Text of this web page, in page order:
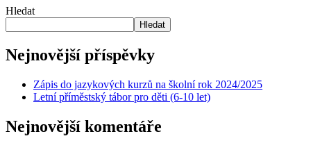
Hledat
Hledat
Nejnovější příspěvky
Zápis do jazykových kurzů na školní rok 2024/2025
Letní příměstský tábor pro děti (6-10 let)
Nejnovější komentáře